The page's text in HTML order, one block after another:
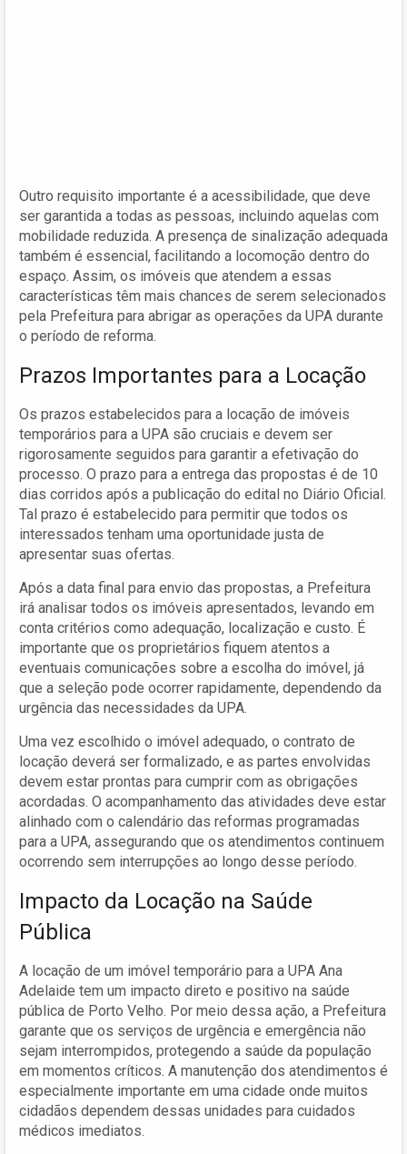
Outro requisito importante é a acessibilidade, que deve
ser garantida a todas as pessoas, incluindo aquelas com
mobilidade reduzida. A presença de sinalização adequada
também é essencial, facilitando a locomoção dentro do
espaço. Assim, os imóveis que atendem a essas
características têm mais chances de serem selecionados
pela Prefeitura para abrigar as operações da UPA durante
o período de reforma.
Prazos Importantes para a Locação
Os prazos estabelecidos para a locação de imóveis
temporários para a UPA são cruciais e devem ser
rigorosamente seguidos para garantir a efetivação do
processo. O prazo para a entrega das propostas é de 10
dias corridos após a publicação do edital no Diário Oficial.
Tal prazo é estabelecido para permitir que todos os
interessados tenham uma oportunidade justa de
apresentar suas ofertas.
Após a data final para envio das propostas, a Prefeitura
irá analisar todos os imóveis apresentados, levando em
conta critérios como adequação, localização e custo. É
importante que os proprietários fiquem atentos a
eventuais comunicações sobre a escolha do imóvel, já
que a seleção pode ocorrer rapidamente, dependendo da
urgência das necessidades da UPA.
Uma vez escolhido o imóvel adequado, o contrato de
locação deverá ser formalizado, e as partes envolvidas
devem estar prontas para cumprir com as obrigações
acordadas. O acompanhamento das atividades deve estar
alinhado com o calendário das reformas programadas
para a UPA, assegurando que os atendimentos continuem
ocorrendo sem interrupções ao longo desse período.
Impacto da Locação na Saúde
Pública
A locação de um imóvel temporário para a UPA Ana
Adelaide tem um impacto direto e positivo na saúde
pública de Porto Velho. Por meio dessa ação, a Prefeitura
garante que os serviços de urgência e emergência não
sejam interrompidos, protegendo a saúde da população
em momentos críticos. A manutenção dos atendimentos é
especialmente importante em uma cidade onde muitos
cidadãos dependem dessas unidades para cuidados
médicos imediatos.